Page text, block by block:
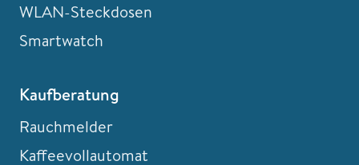
WLAN-Steckdosen
Smartwatch
Kaufberatung
Rauchmelder
Kaffeevollautomat